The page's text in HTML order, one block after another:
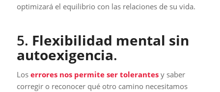
optimizará el equilibrio con las relaciones de su vida.
5. Flexibilidad mental sin
autoexigencia.
Los errores nos permite ser tolerantesy saber
corregir o reconocer qué otro camino necesitamos